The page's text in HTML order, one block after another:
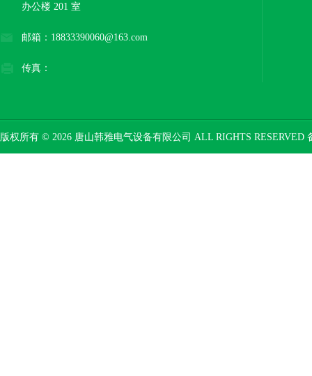
办公楼 201 室
邮箱：18833390060@163.com
传真：
版权所有 © 2026 唐山韩雅电气设备有限公司 ALL RIGHTS RESERVED